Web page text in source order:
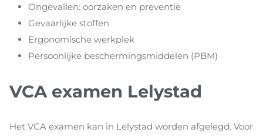
Ongevallen: oorzaken en preventie
Gevaarlijke stoffen
Ergonomische werkplek
Persoonlijke beschermingsmiddelen (PBM)
VCA examen Lelystad
Het VCA examen kan in Lelystad worden afgelegd. Voor